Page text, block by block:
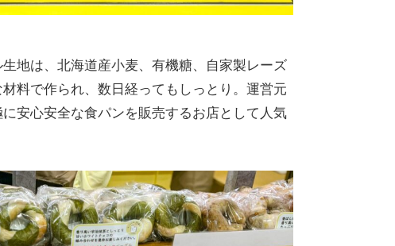
地は、北海道産小麦、有機糖、自家製レーズ
料で作られ、数日経ってもしっとり。運営元
に安心安全な食パンを販売するお店として人気